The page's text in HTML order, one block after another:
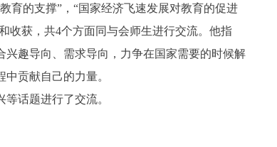
育的支撑”，“国家经济飞速发展对教育的促进
收获，共4个方面同与会师生进行交流。他指
趣导向、需求导向，力争在国家需要的时候解
贡献自己的力量。
话题进行了交流。